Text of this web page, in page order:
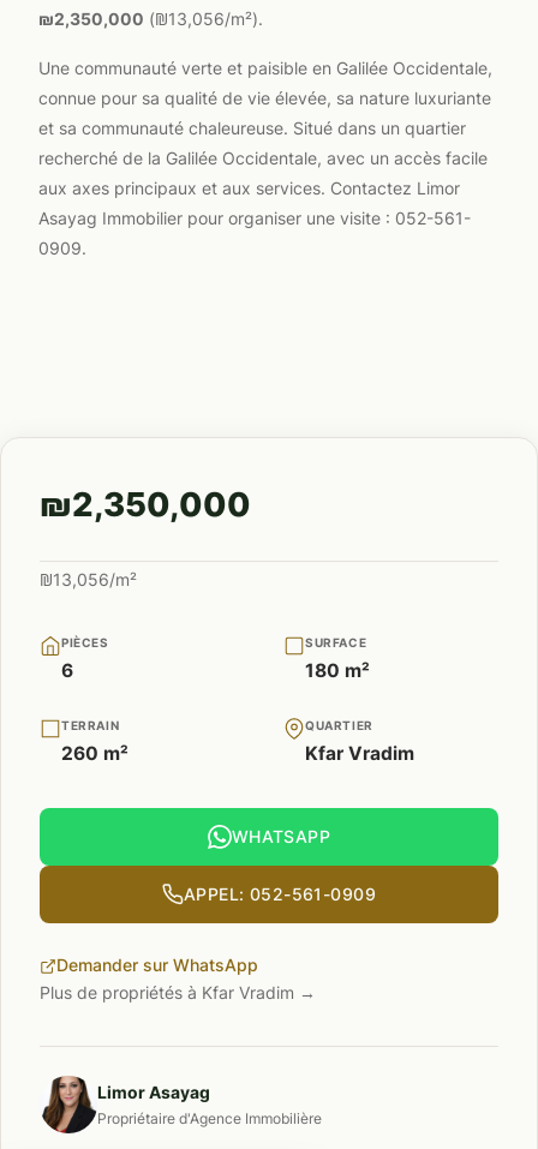
₪2,350,000 (₪13,056/m²).
Une communauté verte et paisible en Galilée Occidentale,
connue pour sa qualité de vie élevée, sa nature luxuriante
et sa communauté chaleureuse. Situé dans un quartier
recherché de la Galilée Occidentale, avec un accès facile
aux axes principaux et aux services. Contactez Limor
Asayag Immobilier pour organiser une visite : 052-561-
0909.
₪2,350,000
₪13,056/m²
PIÈCES
6
SURFACE
180 m²
TERRAIN
260 m²
QUARTIER
Kfar Vradim
WHATSAPP
APPEL: 052-561-0909
Demander sur WhatsApp
Plus de propriétés à Kfar Vradim →
Limor Asayag
Propriétaire d'Agence Immobilière